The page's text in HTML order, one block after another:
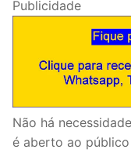
Publicidade
Não há
é aberto ao